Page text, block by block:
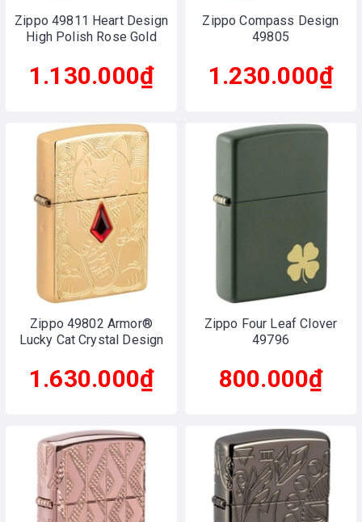
Zippo 49811 Heart Design
High Polish Rose Gold
1.130.000₫
Zippo Compass Design
49805
1.230.000₫
Zippo 49802 Armor®
Lucky Cat Crystal Design
1.630.000₫
Zippo Four Leaf Clover
49796
800.000₫